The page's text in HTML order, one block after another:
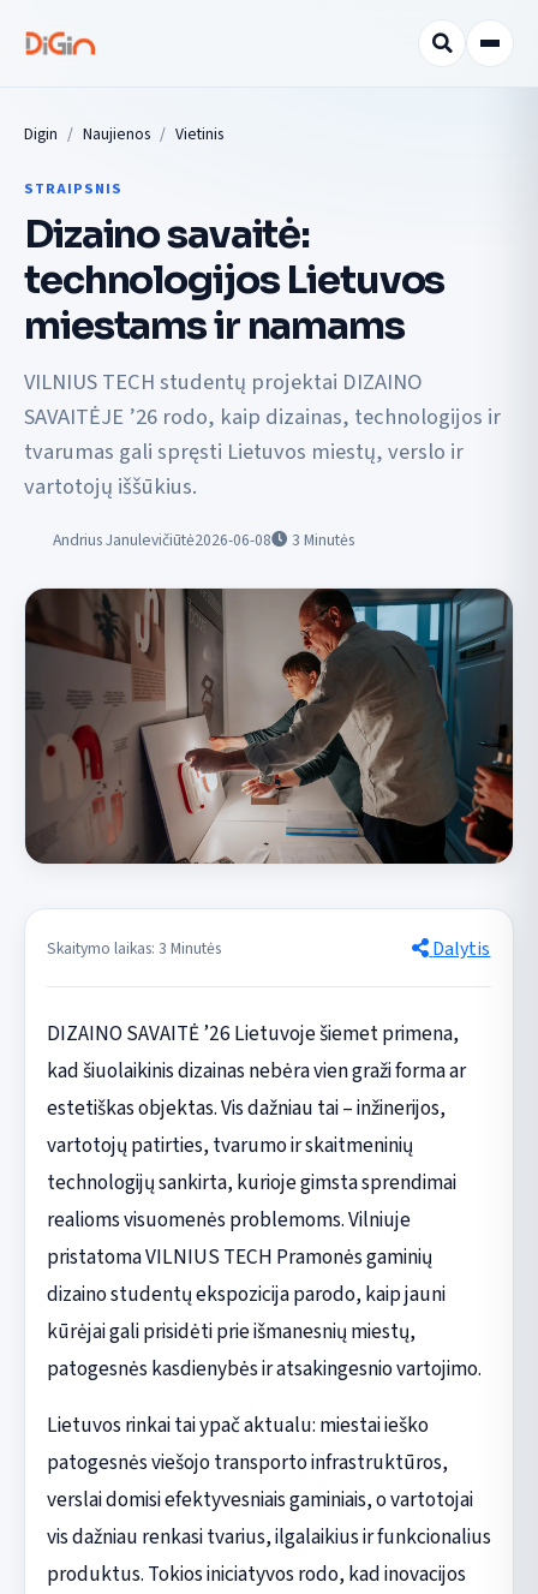
Digin Naujienos Vietinis
STRAIPSNIS
Dizaino savaitė:
technologijos Lietuvos
miestams ir namams
VILNIUS TECH studentų projektai DIZAINO
SAVAITĖJE ’26 rodo, kaip dizainas, technologijos ir
tvarumas gali spręsti Lietuvos miestų, verslo ir
vartotojų iššūkius.
Andrius Janulevičiūtė2026-06-08 3 Minutės
Skaitymo laikas: 3 Minutės Dalytis
DIZAINO SAVAITĖ ’26 Lietuvoje šiemet primena,
kad šiuolaikinis dizainas nebėra vien graži forma ar
estetiškas objektas. Vis dažniau tai – inžinerijos,
vartotojų patirties, tvarumo ir skaitmeninių
technologijų sankirta, kurioje gimsta sprendimai
realioms visuomenės problemoms. Vilniuje
pristatoma VILNIUS TECH Pramonės gaminių
dizaino studentų ekspozicija parodo, kaip jauni
kūrėjai gali prisidėti prie išmanesnių miestų,
patogesnės kasdienybės ir atsakingesnio vartojimo.
Lietuvos rinkai tai ypač aktualu: miestai ieško
patogesnės viešojo transporto infrastruktūros,
verslai domisi efektyvesniais gaminiais, o vartotojai
vis dažniau renkasi tvarius, ilgalaikius ir funkcionalius
produktus. Tokios iniciatyvos rodo, kad inovacijos